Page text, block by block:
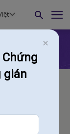
Chứng
gián